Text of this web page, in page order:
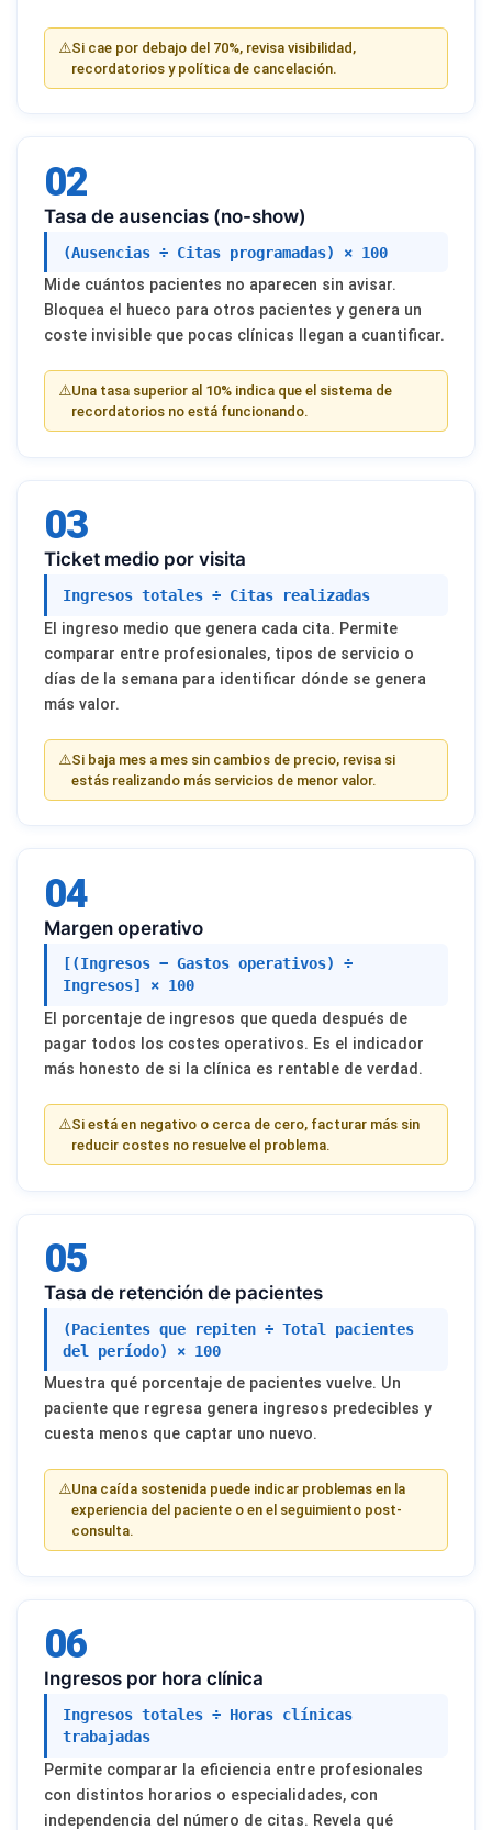
⚠️Si cae por debajo del 70%, revisa visibilidad,
recordatorios y política de cancelación.
02
Tasa de ausencias (no-show)
(Ausencias ÷ Citas programadas) × 100
Mide cuántos pacientes no aparecen sin avisar.
Bloquea el hueco para otros pacientes y genera un
coste invisible que pocas clínicas llegan a cuantificar.
⚠️Una tasa superior al 10% indica que el sistema de
recordatorios no está funcionando.
03
Ticket medio por visita
Ingresos totales ÷ Citas realizadas
El ingreso medio que genera cada cita. Permite
comparar entre profesionales, tipos de servicio o
días de la semana para identificar dónde se genera
más valor.
⚠️Si baja mes a mes sin cambios de precio, revisa si
estás realizando más servicios de menor valor.
04
Margen operativo
[(Ingresos − Gastos operativos) ÷
Ingresos] × 100
El porcentaje de ingresos que queda después de
pagar todos los costes operativos. Es el indicador
más honesto de si la clínica es rentable de verdad.
⚠️Si está en negativo o cerca de cero, facturar más sin
reducir costes no resuelve el problema.
05
Tasa de retención de pacientes
(Pacientes que repiten ÷ Total pacientes
del período) × 100
Muestra qué porcentaje de pacientes vuelve. Un
paciente que regresa genera ingresos predecibles y
cuesta menos que captar uno nuevo.
⚠️Una caída sostenida puede indicar problemas en la
experiencia del paciente o en el seguimiento post-
consulta.
06
Ingresos por hora clínica
Ingresos totales ÷ Horas clínicas
trabajadas
Permite comparar la eficiencia entre profesionales
con distintos horarios o especialidades, con
independencia del número de citas. Revela qué